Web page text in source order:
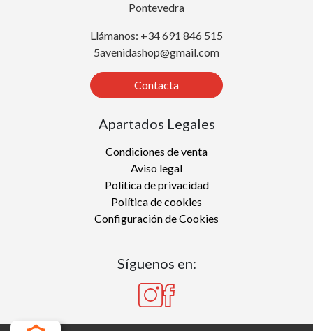
Pontevedra
Llámanos: +34 691 846 515
5avenidashop@gmail.com
Contacta
Apartados Legales
Condiciones de venta
Aviso legal
Política de privacidad
Política de cookies
Configuración de Cookies
Síguenos en: